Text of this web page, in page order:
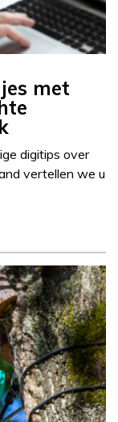
met
digitips over
vertellen we u